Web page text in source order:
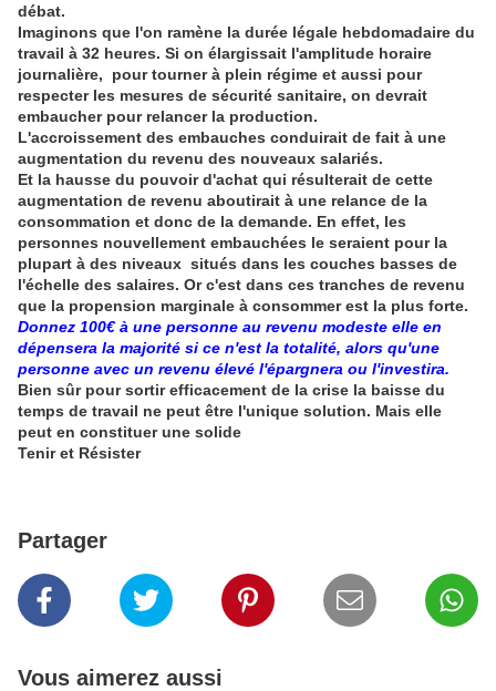
débat.
Imaginons que l'on ramène la durée légale hebdomadaire du
travail à 32 heures. Si on élargissait l'amplitude horaire
journalière, pour tourner à plein régime et aussi pour
respecter les mesures de sécurité sanitaire, on devrait
embaucher pour relancer la production.
L'accroissement des embauches conduirait de fait à une
augmentation du revenu des nouveaux salariés.
Et la hausse du pouvoir d'achat qui résulterait de cette
augmentation de revenu aboutirait à une relance de la
consommation et donc de la demande. En effet, les
personnes nouvellement embauchées le seraient pour la
plupart à des niveaux situés dans les couches basses de
l'échelle des salaires. Or c'est dans ces tranches de revenu
que la propension marginale à consommer est la plus forte.
Donnez 100€ à une personne au revenu modeste elle en
dépensera la majorité si ce n'est la totalité, alors qu'une
personne avec un revenu élevé l'épargnera ou l'investira.
Bien sûr pour sortir efficacement de la crise la baisse du
temps de travail ne peut être l'unique solution. Mais elle
peut en constituer une solide
Tenir et Résister
Partager
Vous aimerez aussi